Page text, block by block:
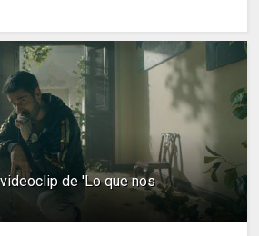
de 'Lo que nos